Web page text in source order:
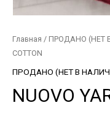
Главная / ПРОДАНО (НЕТ
COTTON
ПРОДАНО (НЕТ В
NUOVO